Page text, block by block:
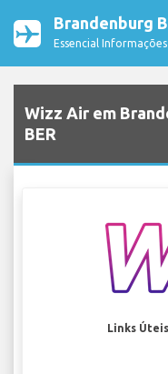
Brandenburg
Essencial
Wizz Air em
BER
Links